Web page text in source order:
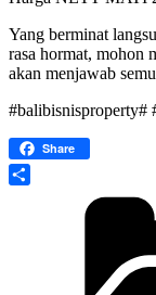
Yang berminat
rasa hormat, mohon
akan menjawab
#balibisnisproperty#
Share